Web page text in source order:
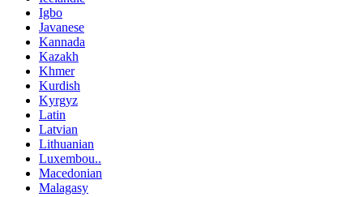
Igbo
Javanese
Kannada
Kazakh
Khmer
Kurdish
Kyrgyz
Latin
Latvian
Lithuanian
Luxembou..
Macedonian
Malagasy